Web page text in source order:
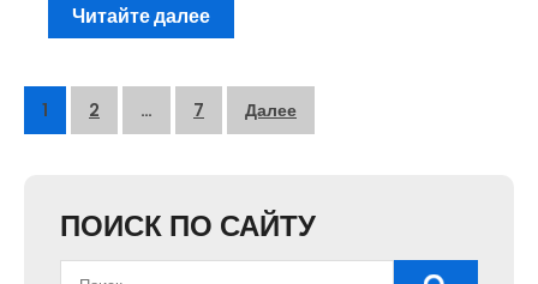
Читайте далее
Пагинация
1 2 … 7 Далее
ПОИСК ПО САЙТУ